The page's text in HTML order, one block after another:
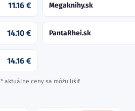
11.16 € Megaknihy.sk
14.10 € PantaRhei.sk
14.16 €
* aktuálne ceny sa môžu líšiť